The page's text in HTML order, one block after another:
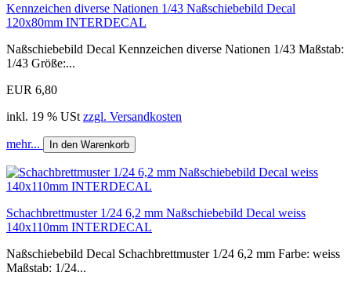
Kennzeichen diverse Nationen 1/43 Naßschiebebild Decal
120x80mm INTERDECAL
Naßschiebebild Decal Kennzeichen diverse Nationen 1/43 Maßstab:
1/43 Größe:...
EUR 6,80
inkl. 19 % USt zzgl. Versandkosten
mehr... In den Warenkorb
Schachbrettmuster 1/24 6,2 mm Naßschiebebild Decal weiss
140x110mm INTERDECAL
Naßschiebebild Decal Schachbrettmuster 1/24 6,2 mm Farbe: weiss
Maßstab: 1/24...